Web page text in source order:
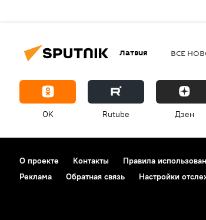
Латвия ВСЕ
OK Rutube Дзен
О проекте Контакты Правила
Реклама
Обратная связь Настройки